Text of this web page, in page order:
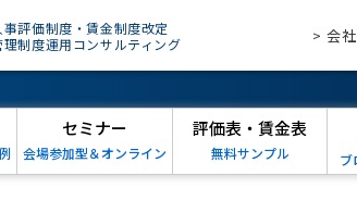
評価制度・賃金制度改定
制度運用コンサルティング
> 会
セミナー
会場参加型＆オンライン
評価表・賃金表
無料サンプル ブ